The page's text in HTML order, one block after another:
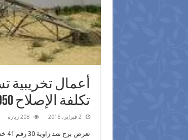
أعمال تخريبية
تكلفة الإصلاح 950 ألف جنيه
2 فبراير، 2015 208 زيارة